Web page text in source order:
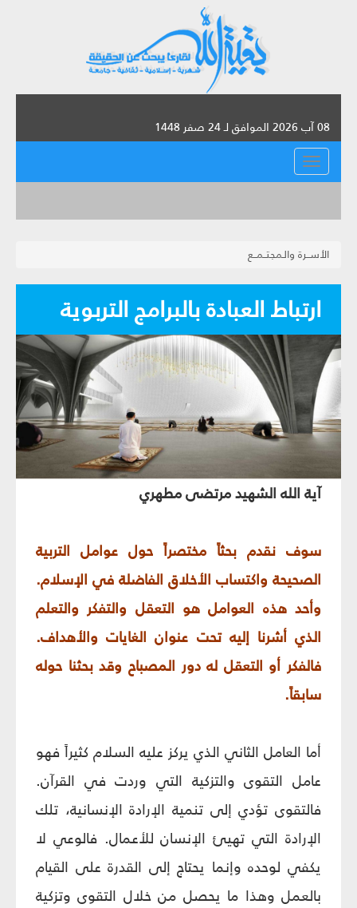
08 آب 2026 الموافق لـ 24 صفر 1448
القائمة
الأســرة والـمجتــمــع
ارتباط العبادة بالبرامج التربوية
آية الله الشهيد مرتضى مطهري
سوف نقدم بحثاً مختصراً حول عوامل التربية
الصحيحة واكتساب الأخلاق الفاضلة في الإسلام.
وأحد هذه العوامل هو التعقل والتفكر والتعلم
الذي أشرنا إليه تحت عنوان الغايات والأهداف.
فالفكر أو التعقل له دور المصباح وقد بحثنا حوله
سابقاً.
أما العامل الثاني الذي يركز عليه السلام كثيراً فهو
عامل التقوى والتزكية التي وردت في القرآن.
فالتقوى تؤدي إلى تنمية الإرادة الإنسانية، تلك
الإرادة التي تهيئ الإنسان للأعمال. فالوعي لا
يكفي لوحده وإنما يحتاج إلى القدرة على القيام
بالعمل وهذا ما يحصل من خلال التقوى وتزكية